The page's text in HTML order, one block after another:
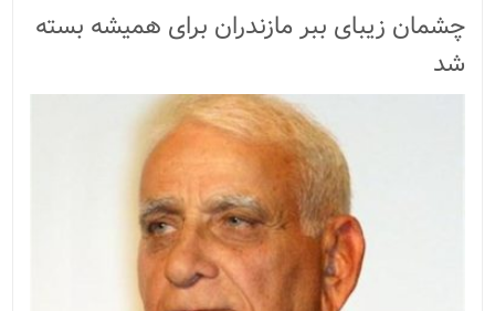
چشمان زیبای ببر مازندران برای همیشه بسته
شد